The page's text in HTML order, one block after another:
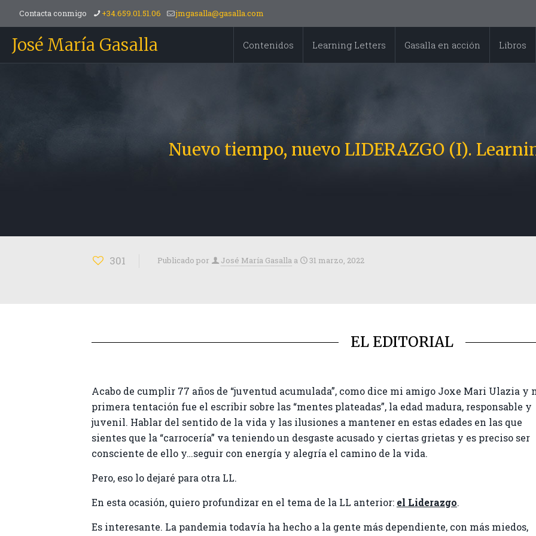
Contacta conmigo +34.659.01.51.06 jmgasalla@gasalla.com
José María Gasalla Contenidos Learning Letters Gasalla en acción Libros
Nuevo tiempo, nuevo LIDERAZGO (I).
301 Publicado por José María Gasalla a 31 marzo, 2022
EL EDITORIAL
Acabo de cumplir 77 años de “juventud acumulada”, como dice mi amigo Joxe Mari Ulazia y
primera tentación fue el escribir sobre las “mentes plateadas”, la edad madura, responsable y
juvenil. Hablar del sentido de la vida y las ilusiones a mantener en estas edades en las que
sientes que la “carrocería” va teniendo un desgaste acusado y ciertas grietas y es preciso ser
consciente de ello y…seguir con energía y alegría el camino de la vida.
Pero, eso lo dejaré para otra LL.
En esta ocasión, quiero profundizar en el tema de la LL anterior: el Liderazgo.
Es interesante. La pandemia todavía ha hecho a la gente más dependiente, con más miedos,